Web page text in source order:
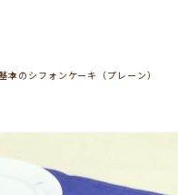
本のシフォンケーキ（プレーン）